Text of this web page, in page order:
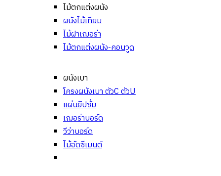
ไม้ตกแต่งผนัง
ผนังไม้เทียม
ไม้ฝาเฌอร่า
ไม้ตกแต่งผนัง-คอนวูด
ผนังเบา
โครงผนังเบา ตัวC ตัวU
แผ่นยิปซั่ม
เฌอร่าบอร์ด
วีว่าบอร์ด
ไม้อัดซีเมนต์